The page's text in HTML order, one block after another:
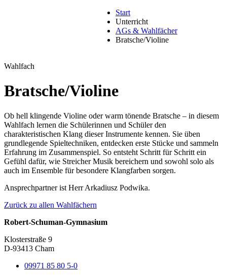
Start
Unterricht
AGs & Wahlfächer
Bratsche/Violine
Wahlfach
Bratsche/Violine
Ob hell klingende Violine oder warm tönende Bratsche – in diesem
Wahlfach lernen die Schülerinnen und Schüler den
charakteristischen Klang dieser Instrumente kennen. Sie üben
grundlegende Spieltechniken, entdecken erste Stücke und sammeln
Erfahrung im Zusammenspiel. So entsteht Schritt für Schritt ein
Gefühl dafür, wie Streicher Musik bereichern und sowohl solo als
auch im Ensemble für besondere Klangfarben sorgen.
Ansprechpartner ist Herr Arkadiusz Podwika.
Zurück zu allen Wahlfächern
Robert-Schuman-Gymnasium
Klosterstraße 9
D-93413 Cham
09971 85 80 5-0